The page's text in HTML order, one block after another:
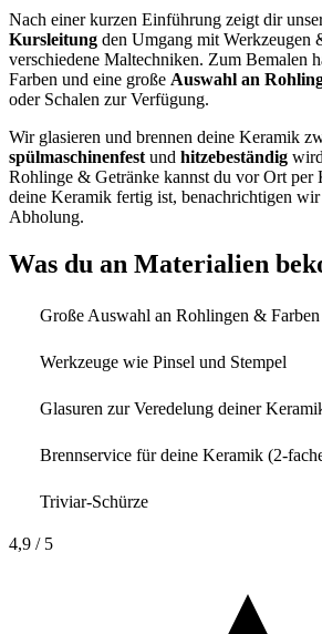
Nach einer kurzen Einführung zeigt dir
Kursleitung den Umgang mit Werkzeugen
verschiedene Maltechniken. Zum Bemalen
Farben und eine große Auswahl an
oder Schalen zur Verfügung.
Wir glasieren und brennen deine Keramik
spülmaschinenfest und hitzebeständig
Rohlinge & Getränke kannst du vor Ort per
deine Keramik fertig ist, benachrichtigen
Abholung.
Was du an Materialien
Große Auswahl an Rohlingen & Farben
Werkzeuge wie Pinsel und Stempel
Glasuren zur Veredelung deiner
Brennservice für deine Keramik (2-
Triviar-Schürze
4,9 / 5